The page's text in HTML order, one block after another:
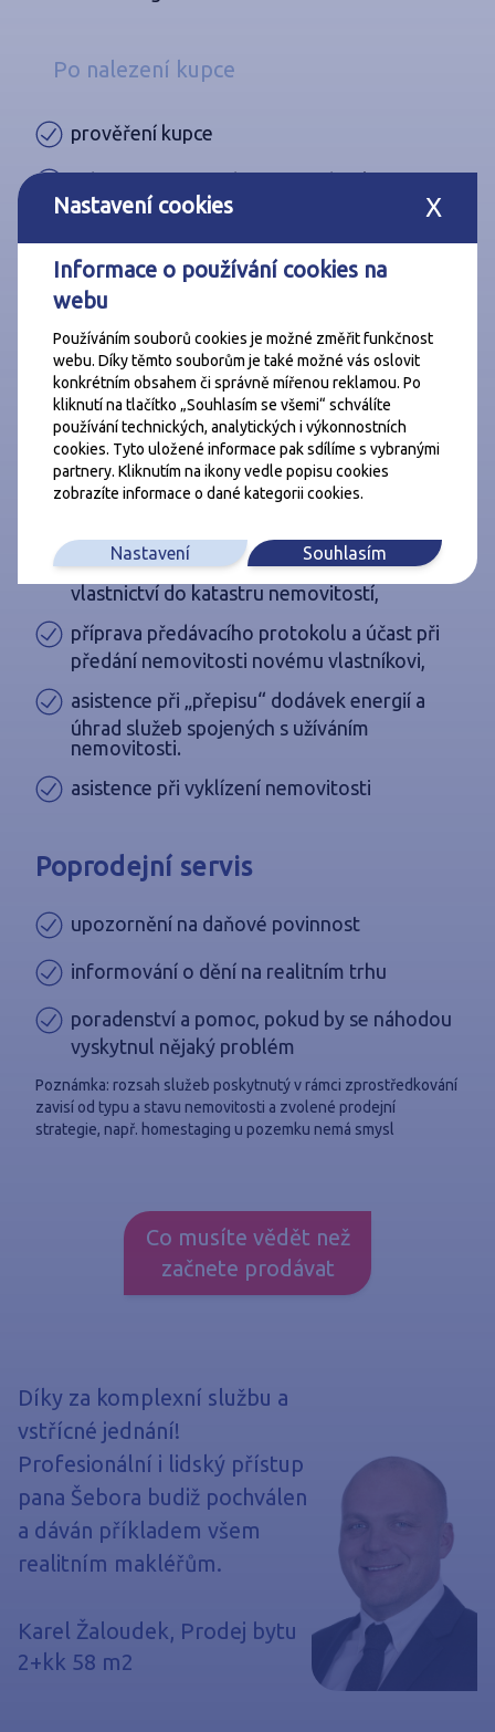
Nastavení cookies X
Informace o používání cookies na
webu
Používáním souborů cookies je možné změřit funkčnost
webu. Díky těmto souborům je také možné vás oslovit
konkrétním obsahem či správně mířenou reklamou. Po
kliknutí na tlačítko „Souhlasím se všemi“ schválíte
používání technických, analytických i výkonnostních
cookies. Tyto uložené informace pak sdílíme s vybranými
partnery. Kliknutím na ikony vedle popisu cookies
zobrazíte informace o dané kategorii cookies.
Nastavení Souhlasím
Po nalezení kupce
prověření kupce
ceny, zpracování návrhu hypotéky,
příprava kompletní smluvní dokumentace u
zprocesování dokumentace včetně
vlastního podání na katastr
úhrada nákladů spojených s úschovou kupní
ceny u smluvní advokátní kanceláře,
úhrada nákladů spojených s notářským
úhrada nákladů spojených se zápisem
vlastnictví do katastru nemovitostí,
příprava předávacího protokolu a účast při
předání nemovitosti novému vlastníkovi,
asistence při „přepisu“ dodávek energií a
úhrad služeb spojených s užíváním
nemovitosti.
asistence při vyklízení nemovitosti
Poprodejní servis
upozornění na daňové povinnost
informování o dění na realitním trhu
poradenství a pomoc, pokud by se náhodou
vyskytnul nějaký problém
Poznámka: rozsah služeb poskytnutý v rámci zprostředkování
zavisí od typu a stavu nemovitosti a zvolené prodejní
strategie, např. homestaging u pozemku nemá smysl
Co musíte vědět než
začnete prodávat
Díky za komplexní službu a
vstřícné jednání!
Profesionální i lidský přístup
pana Šebora budiž pochválen
a dáván příkladem všem
realitním makléřům.
Karel Žaloudek, Prodej bytu
2+kk 58 m2